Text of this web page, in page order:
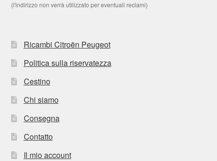
(l'indirizzo non verrà utilizzato per eventuali reclami)
Ricambi Citroën Peugeot
Politica sulla riservatezza
Cestino
Chi siamo
Consegna
Contatto
Il mio account